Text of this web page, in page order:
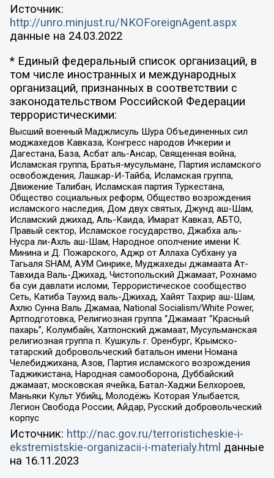
Источник:
http://unro.minjust.ru/NKOForeignAgent.aspx
данные на 24.03.2022
* Единый федеральный список организаций, в
том числе иностранных и международных
организаций, признанных в соответствии с
законодательством Российской Федерации
террористическими:
Высший военный Маджлисуль Шура Объединенных сил
моджахедов Кавказа, Конгресс народов Ичкерии и
Дагестана, База, Асбат аль-Ансар, Священная война,
Исламская группа, Братья-мусульмане, Партия исламского
освобождения, Лашкар-И-Тайба, Исламская группа,
Движение Талибан, Исламская партия Туркестана,
Общество социальных реформ, Общество возрождения
исламского наследия, Дом двух святых, Джунд аш-Шам,
Исламский джихад, Аль-Каида, Имарат Кавказ, АБТО,
Правый сектор, Исламское государство, Джабха аль-
Нусра ли-Ахль аш-Шам, Народное ополчение имени К.
Минина и Д. Пожарского, Аджр от Аллаха Субхану уа
Тагьаля SHAM, АУМ Синрике, Муджахеды джамаата Ат-
Тавхида Валь-Джихад, Чистопольский Джамаат, Рохнамо
ба суи давлати исломи, Террористическое сообщество
Сеть, Катиба Таухид валь-Джихад, Хайят Тахрир аш-Шам,
Ахлю Сунна Валь Джамаа, National Socialism/White Power,
Артподготовка, Религиозная группа “Джамаат “Красный
пахарь”, Колумбайн, Хатлонский джамаат, Мусульманская
религиозная группа п. Кушкуль г. Оренбург, Крымско-
татарский добровольческий батальон имени Номана
Челебиджихана, Азов, Партия исламского возрождения
Таджикистана, Народная самооборона, Дуббайский
джамаат, московская ячейка, Батал-Хаджи Белхороев,
Маньяки Культ Убийц, Молодёжь Которая Улыбается,
Легион Свобода России, Айдар, Русский добровольческий
корпус
Источник: http://nac.gov.ru/terroristicheskie-i-
ekstremistskie-organizacii-i-materialy.html данные
на 16.11.2023